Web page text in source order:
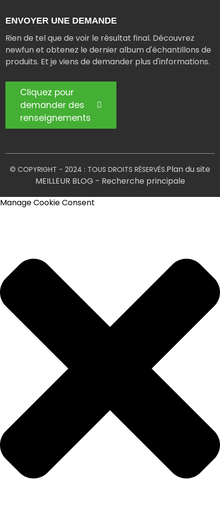
ENVOYER UNE DEMANDE
Rien de tel que de voir le résultat final. Découvrez
newfun et obtenez le dernier album d'échantillons de
produits. Et je viens de demander plus d'informations.
Cliquez pour
demander des
renseignements
© COPYRIGHT - 2024 : TOUS DROITS RÉSERVÉS.Plan du site
MEILLEUR BLOG - Recherche principale
Manage Cookie Consent